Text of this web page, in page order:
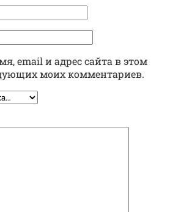
email и адрес сайта в этом
моих комментариев.